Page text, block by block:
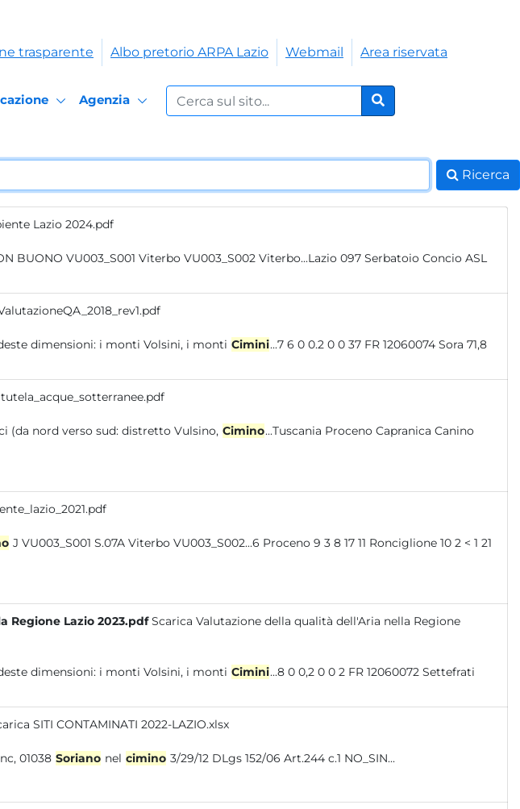
trasparente Albo pretorio ARPA Lazio Webmail Area riservata
Agenzia
Cerca nel sito:
Cerca
Ricerca
Lazio 2024.pdf
distinguere tre gruppi montuosi di modeste dimensioni: i monti Volsini, i monti Cimini...7 6 0 0.2 0 0 37 FR 12060074 Sora 71,8
vulcanici (da nord verso sud: distretto Vulsino, Cimino...Tuscania Proceno Capranica Canino
Regione Lazio 2023.pdf Scarica Valutazione della qualità dell'Aria nella Regione
distinguere tre gruppi montuosi di modeste dimensioni: i monti Volsini, i monti Cimini...8 0 0,2 0 0 2 FR 12060072 Settefrati
SITI CONTAMINATI 2022-LAZIO.xlsx
01038 Soriano nel cimino
3/29/12 DLgs 152/06 Art.244 c.1 NO_SIN...